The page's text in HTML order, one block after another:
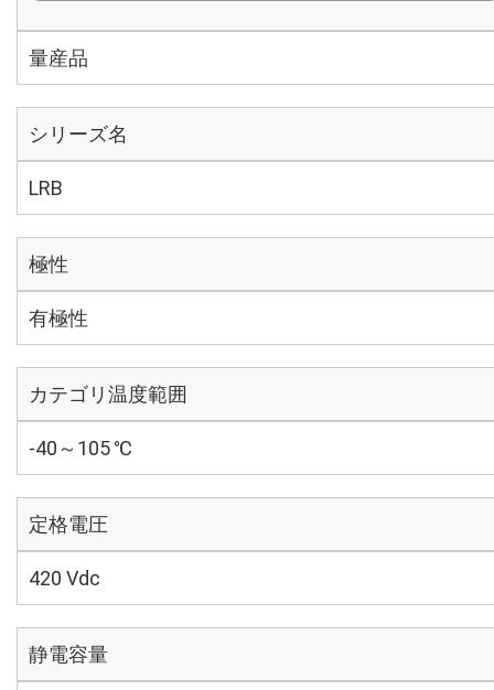
量産品
シリーズ名
LRB
極性
有極性
カテゴリ温度範囲
-40～105 ℃
定格電圧
420 Vdc
静電容量